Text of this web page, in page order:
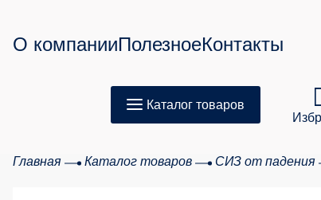
О компанииПолезноеКонтакты
Каталог товаров
Главная Каталог товаров СИЗ от падения